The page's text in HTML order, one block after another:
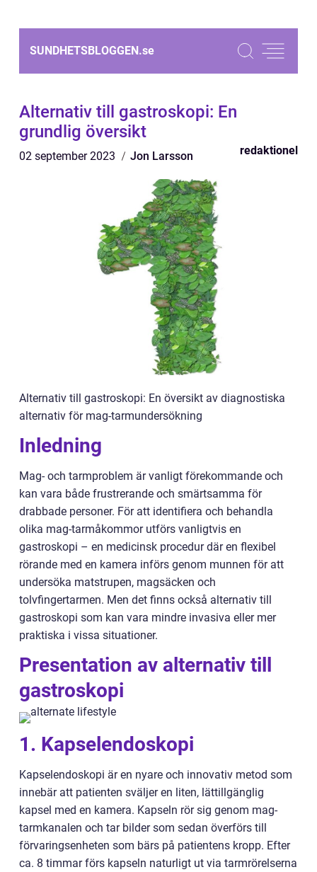
SUNDHETSBLOGGEN.se
Alternativ till gastroskopi: En
grundlig översikt
02 september 2023 Jon Larsson redaktionel
Alternativ till gastroskopi: En översikt av diagnostiska
alternativ för mag-tarmundersökning
Inledning
Mag- och tarmproblem är vanligt förekommande och
kan vara både frustrerande och smärtsamma för
drabbade personer. För att identifiera och behandla
olika mag-tarmåkommor utförs vanligtvis en
gastroskopi – en medicinsk procedur där en flexibel
rörande med en kamera införs genom munnen för att
undersöka matstrupen, magsäcken och
tolvfingertarmen. Men det finns också alternativ till
gastroskopi som kan vara mindre invasiva eller mer
praktiska i vissa situationer.
Presentation av alternativ till
gastroskopi
1. Kapselendoskopi
Kapselendoskopi är en nyare och innovativ metod som
innebär att patienten sväljer en liten, lättillgänglig
kapsel med en kamera. Kapseln rör sig genom mag-
tarmkanalen och tar bilder som sedan överförs till
förvaringsenheten som bärs på patientens kropp. Efter
ca. 8 timmar förs kapseln naturligt ut via tarmrörelserna